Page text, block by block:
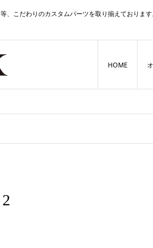
、こだわりのカスタムパーツを取り揃えており
HOME